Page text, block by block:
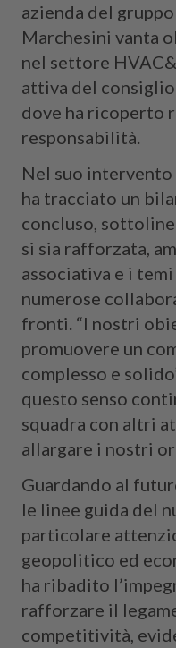
azienda del
Marchesini vanta
nel settore
attiva del
dove ha ricoperto
responsabilità.
Nel suo intervento
ha tracciato un
concluso,
si sia rafforzata,
associativa e i
numerose
fronti. “I nostri
promuovere un
complesso e
questo senso
squadra con altri
allargare i nostri
Guardando al
le linee guida del
particolare
geopolitico ed
ha ribadito
rafforzare il
competitività,